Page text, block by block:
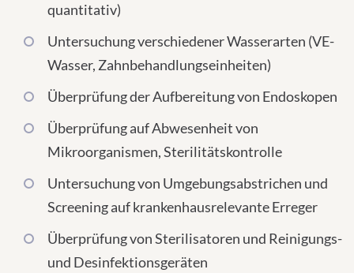
quantitativ)
Untersuchung verschiedener Wasserarten (VE-
Wasser, Zahnbehandlungseinheiten)
Überprüfung der Aufbereitung von Endoskopen
Überprüfung auf Abwesenheit von
Mikroorganismen, Sterilitätskontrolle
Untersuchung von Umgebungsabstrichen und
Screening auf krankenhausrelevante Erreger
Überprüfung von Sterilisatoren und Reinigungs-
und Desinfektionsgeräten